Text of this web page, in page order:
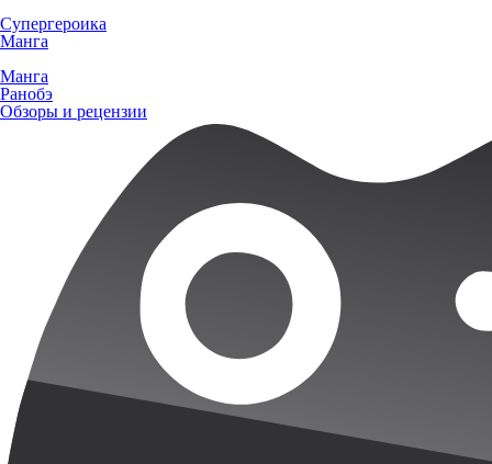
Супергероика
Манга
Манга
Ранобэ
Обзоры и рецензии